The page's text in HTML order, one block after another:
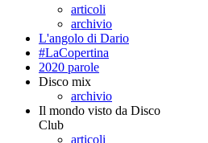
articoli
archivio
L'angolo di Dario
#LaCopertina
2020 parole
Disco mix
archivio
Il mondo visto da Disco
Club
articoli